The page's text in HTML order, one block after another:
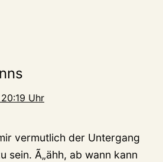
Uhr
vermutlich der Untergang
sein. Ã„ähh, ab wann kann